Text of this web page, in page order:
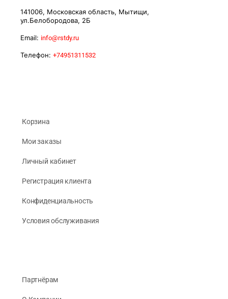
141006, Московская область, Мытищи,
ул.Белобородова, 2Б
Email: info@rstdy.ru
Телефон: +74951311532
Корзина
Мои заказы
Личный кабинет
Регистрация клиента
Конфиденциальность
Условия обслуживания
Партнёрам